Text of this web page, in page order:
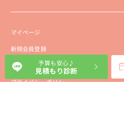
マイページ
新規会員登録
会社概要
プライバシーポリシー
予算も安心♪
見積もり診断